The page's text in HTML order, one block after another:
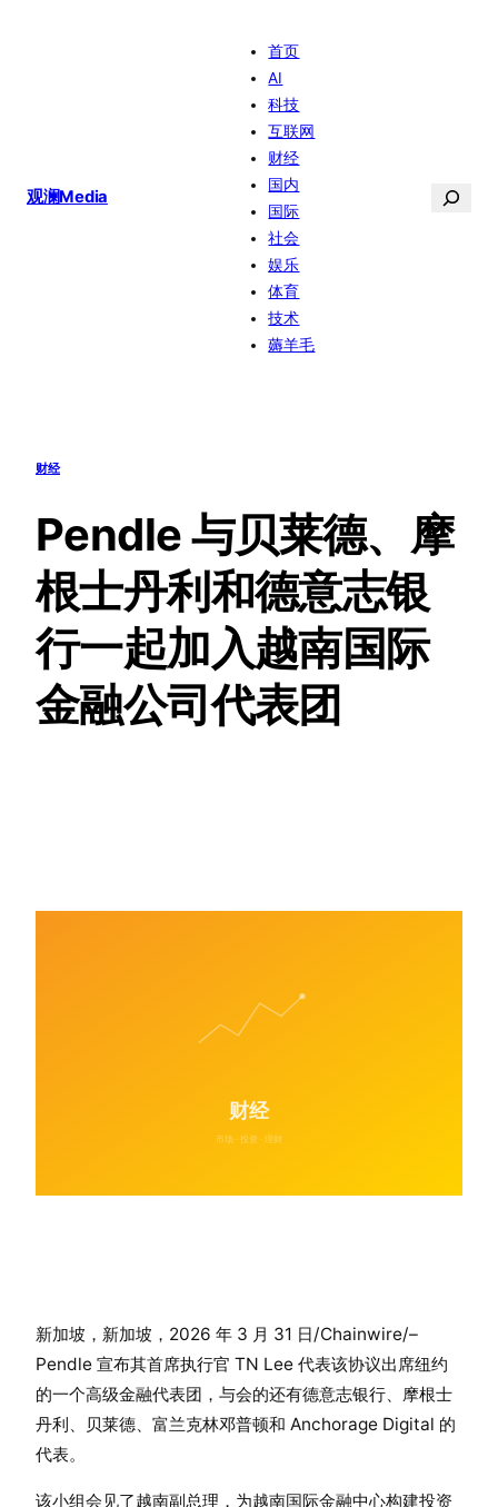
观澜Media
首页
AI
科技
互联网
财经
国内
国际
社会
娱乐
体育
技术
薅羊毛
搜
财经
Pendle 与贝莱德、摩
根士丹利和德意志银
行一起加入越南国际
金融公司代表团
新加坡，新加坡，2026 年 3 月 31 日/Chainwire/–
Pendle 宣布其首席执行官 TN Lee 代表该协议出席纽约
的一个高级金融代表团，与会的还有德意志银行、摩根士
丹利、贝莱德、富兰克林邓普顿和 Anchorage Digital 的
代表。
该小组会见了越南副总理，为越南国际金融中心构建投资